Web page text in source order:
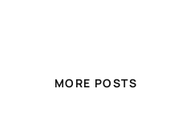
MORE POSTS